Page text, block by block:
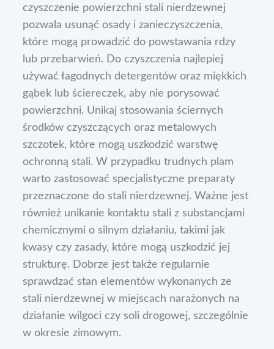
czyszczenie powierzchni stali nierdzewnej
pozwala usunąć osady i zanieczyszczenia,
które mogą prowadzić do powstawania rdzy
lub przebarwień. Do czyszczenia najlepiej
używać łagodnych detergentów oraz miękkich
gąbek lub ściereczek, aby nie porysować
powierzchni. Unikaj stosowania ściernych
środków czyszczących oraz metalowych
szczotek, które mogą uszkodzić warstwę
ochronną stali. W przypadku trudnych plam
warto zastosować specjalistyczne preparaty
przeznaczone do stali nierdzewnej. Ważne jest
również unikanie kontaktu stali z substancjami
chemicznymi o silnym działaniu, takimi jak
kwasy czy zasady, które mogą uszkodzić jej
strukturę. Dobrze jest także regularnie
sprawdzać stan elementów wykonanych ze
stali nierdzewnej w miejscach narażonych na
działanie wilgoci czy soli drogowej, szczególnie
w okresie zimowym.